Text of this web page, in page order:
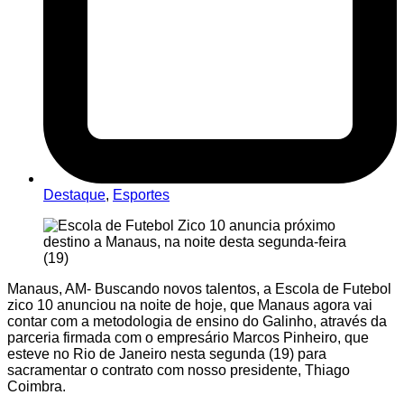
Destaque, Esportes
Manaus, AM- Buscando novos talentos, a Escola de Futebol
zico 10 anunciou na noite de hoje, que Manaus agora vai
contar com a metodologia de ensino do Galinho, através da
parceria firmada com o empresário Marcos Pinheiro, que
esteve no Rio de Janeiro nesta segunda (19) para
sacramentar o contrato com nosso presidente, Thiago
Coimbra.